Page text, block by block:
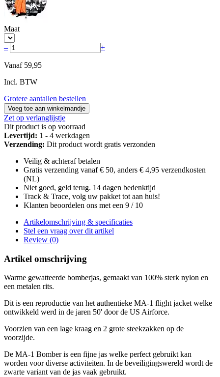
Maat
– +
Vanaf 59,95
Incl. BTW
Grotere aantallen bestellen
Voeg toe aan winkelmandje
Zet op verlanglijstje
Dit product is op voorraad
Levertijd: 1 - 4 werkdagen
Verzending: Dit product wordt gratis verzonden
Veilig & achteraf betalen
Gratis verzending vanaf € 50, anders € 4,95 verzendkosten
(NL)
Niet goed, geld terug. 14 dagen bedenktijd
Track & Trace, volg uw pakket tot aan huis!
Klanten beoordelen ons met een 9 / 10
Artikelomschrijving & specificaties
Stel een vraag over dit artikel
Review (0)
Artikel omschrijving
Warme gewatteerde bomberjas, gemaakt van 100% sterk nylon en
een metalen rits.
Dit is een reproductie van het authentieke MA-1 flight jacket welke
ontwikkeld werd in de jaren 50' door de US Airforce.
Voorzien van een lage kraag en 2 grote steekzakken op de
voorzijde.
De MA-1 Bomber is een fijne jas welke perfect gebruikt kan
worden voor diverse activiteiten. In de beveiligingswereld wordt de
zwarte variant van de jas vaak gebruikt.